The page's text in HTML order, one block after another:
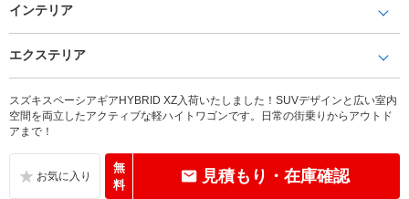
インテリア
エクステリア
スズキスペーシアギアHYBRID XZ入荷いたしました！SUVデザインと広い室内
空間を両立したアクティブな軽ハイトワゴンです。日常の街乗りからアウトド
アまで！
無
料
見積もり・在庫確認